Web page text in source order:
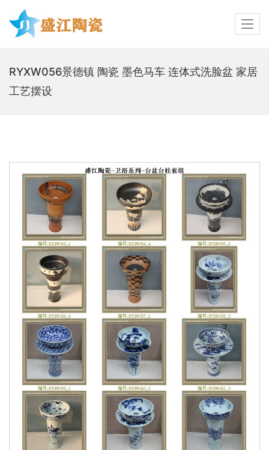
RYXW056景德镇 陶瓷 墨色马车 连体式洗脸盆 家居
工艺摆设